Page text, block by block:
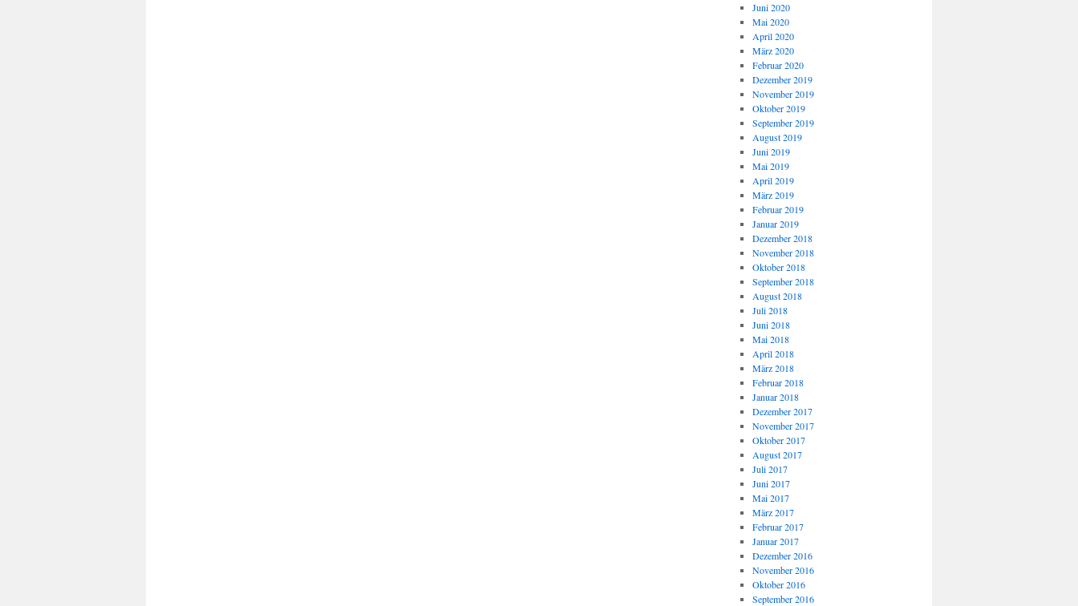
Juni 2020
Mai 2020
April 2020
März 2020
Februar 2020
Dezember 2019
November 2019
Oktober 2019
September 2019
August 2019
Juni 2019
Mai 2019
April 2019
März 2019
Februar 2019
Januar 2019
Dezember 2018
November 2018
Oktober 2018
September 2018
August 2018
Juli 2018
Juni 2018
Mai 2018
April 2018
März 2018
Februar 2018
Januar 2018
Dezember 2017
November 2017
Oktober 2017
August 2017
Juli 2017
Juni 2017
Mai 2017
März 2017
Februar 2017
Januar 2017
Dezember 2016
November 2016
Oktober 2016
September 2016